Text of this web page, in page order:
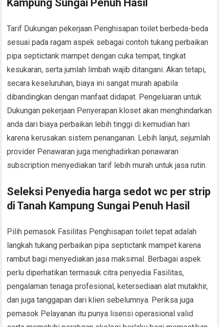
Kampung Sungai Penuh Hasil
Tarif Dukungan pekerjaan Penghisapan toilet berbeda-beda
sesuai pada ragam aspek sebagai contoh tukang perbaikan
pipa septictank mampet dengan cuka tempat, tingkat
kesukaran, serta jumlah limbah wajib ditangani. Akan tetapi,
secara keseluruhan, biaya ini sangat murah apabila
dibandingkan dengan manfaat didapat. Pengeluaran untuk
Dukungan pekerjaan Penyerapan kloset akan menghindarkan
anda dari biaya perbaikan lebih tinggi di kemudian hari
karena kerusakan sistem penanganan. Lebih lanjut, sejumlah
provider Penawaran juga menghadirkan penawaran
subscription menyediakan tarif lebih murah untuk jasa rutin.
Seleksi Penyedia harga sedot wc per strip
di Tanah Kampung Sungai Penuh Hasil
Pilih pemasok Fasilitas Penghisapan toilet tepat adalah
langkah tukang perbaikan pipa septictank mampet karena
rambut bagi menyediakan jasa maksimal. Berbagai aspek
perlu diperhatikan termasuk citra penyedia Fasilitas,
pengalaman tenaga profesional, ketersediaan alat mutakhir,
dan juga tanggapan dari klien sebelumnya. Periksa juga
pemasok Pelayanan itu punya lisensi operasional valid